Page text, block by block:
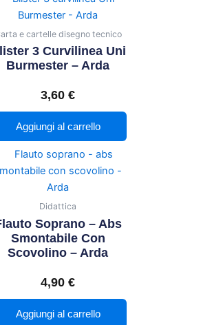
e cartelle disegno tecnico
3 Curvilinea Uni
Burmester – Arda
3,60 €
Aggiungi al carrello
Didattica
Soprano – Abs
Smontabile Con
Scovolino – Arda
4,90 €
Aggiungi al carrello